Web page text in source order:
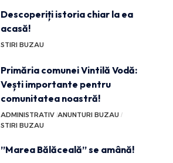
Descoperiți istoria chiar la ea
acasă!
STIRI BUZAU
Primăria comunei Vintilă Vodă:
Vești importante pentru
comunitatea noastră!
ADMINISTRATIV ANUNTURI BUZAU
STIRI BUZAU
”Marea Bălăceală” se amână!